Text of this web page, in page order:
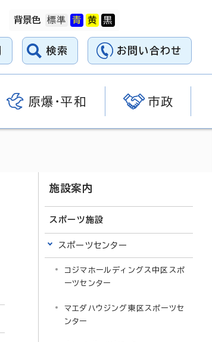
背景色
検索 お問い合わせ
原爆・平和 市政
施設案内
スポーツ施設
スポーツセンター
コジマホールディングス中区スポ
ーツセンター
マエダハウジング東区スポーツセ
ンター